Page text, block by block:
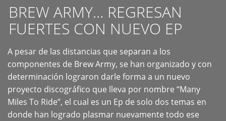
BREW ARMY… REGRESAN
FUERTES CON NUEVO EP
A pesar de las distancias que separan a los
componentes de Brew Army, se han organizado y con
determinación lograron darle forma a un nuevo
proyecto discográfico que lleva por nombre “Many
Miles To Ride”, el cual es un Ep de solo dos temas en
donde han logrado plasmar nuevamente todo ese
+